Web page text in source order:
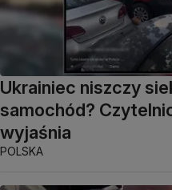
Ukrainiec niszczy
samochód?
wyjaśnia
POLSKA